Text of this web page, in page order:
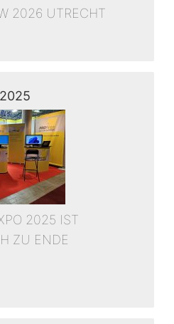
2026 UTRECHT
2025 IST
ZU ENDE